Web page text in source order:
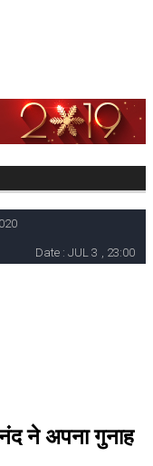
ने अपना गुनाह